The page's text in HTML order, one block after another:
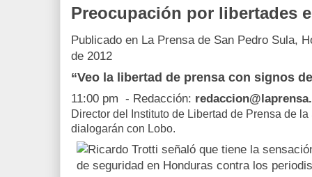
Preocupación por libertades
Publicado en La Prensa de San Pedro Sula,
de 2012
“Veo la libertad de prensa con signos
11:00 pm - Redacción:
Director del Instituto de Libertad de Prensa de
dialogarán con Lobo.